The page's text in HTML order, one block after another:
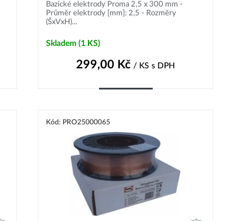
Bazické elektrody Proma 2,5 x 300 mm -
Průměr elektrody [mm]: 2,5 - Rozměry
(ŠxVxH)...
Skladem (1 KS)
299,00 Kč / KS s DPH
Kód: PRO25000065